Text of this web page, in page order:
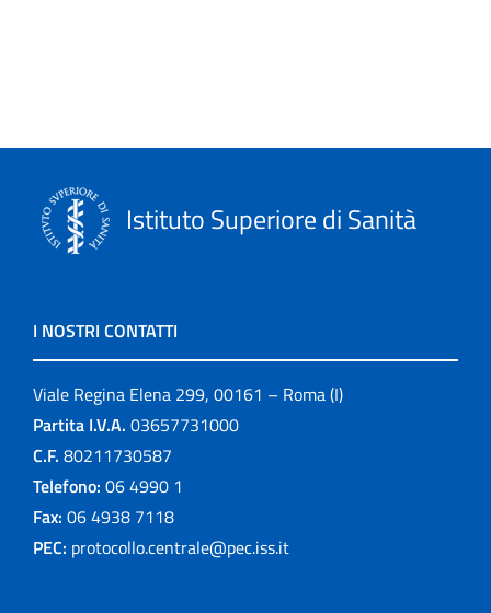
Istituto Superiore di Sanità
I NOSTRI CONTATTI
Viale Regina Elena 299, 00161 – Roma (I)
Partita I.V.A. 03657731000
C.F. 80211730587
Telefono: 06 4990 1
Fax: 06 4938 7118
PEC: protocollo.centrale@pec.iss.it